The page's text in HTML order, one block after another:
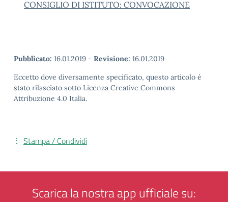
CONSIGLIO DI ISTITUTO: CONVOCAZIONE
Pubblicato: 16.01.2019 - Revisione: 16.01.2019
Eccetto dove diversamente specificato, questo articolo è
stato rilasciato sotto Licenza Creative Commons
Attribuzione 4.0 Italia.
Stampa / Condividi
Scarica la nostra app ufficiale su: